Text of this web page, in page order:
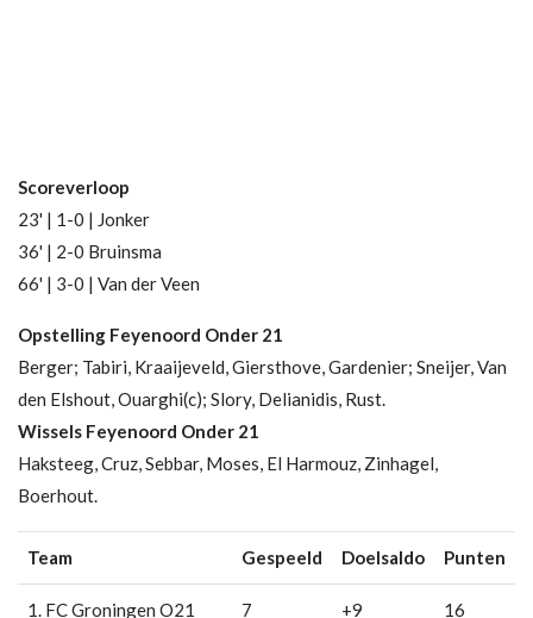
Scoreverloop
23' | 1-0 | Jonker
36' | 2-0 Bruinsma
66' | 3-0 | Van der Veen
Opstelling Feyenoord Onder 21
Berger; Tabiri, Kraaijeveld, Giersthove, Gardenier; Sneijer, Van
den Elshout, Ouarghi(c); Slory, Delianidis, Rust.
Wissels Feyenoord Onder 21
Haksteeg, Cruz, Sebbar, Moses, El Harmouz, Zinhagel,
Boerhout.
Team Gespeeld Doelsaldo Punten
1. FC Groningen O21 7 +9 16